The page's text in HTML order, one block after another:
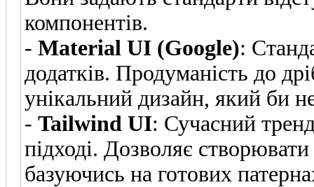
компонентів.
- Material UI (Google):
додатків. Продуманість до
унікальний дизайн, який би
- Tailwind UI: Сучасний
підході. Дозволяє
базуючись на готових